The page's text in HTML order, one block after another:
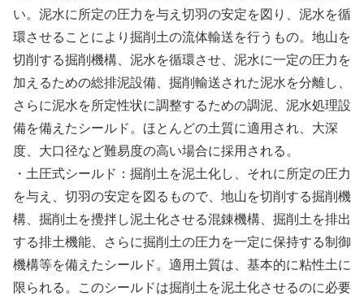
い。泥水に所定の圧力を与え切羽の安定を図り、泥水を循
環させることにより掘削土の流体輸送を行うもの。地山を
切削する掘削機構、泥水を循環させ、泥水に一定の圧力を
加えるための総排泥設備、掘削輸送された泥水を分離し、
さらに泥水を所定性状に調整するための調泥、泥水処理設
備を備えたシールド。ほとんどの土質に適用され、大深
度、大口径など難易度の高い場合に採用される。
・土圧式シールド：掘削土を泥土化し、それに所定の圧力
を与え、切羽の安定を図るもので、地山を切削する掘削機
構、掘削土を攪拌し泥土化させる混錬機構、掘削土を排出
する排土機能、さらに掘削土の圧力を一定に保持する制御
機構等を備えたシールド。適用土質は、基本的に粘性土に
限られる。このシールドは掘削土を泥土化させるのに必要